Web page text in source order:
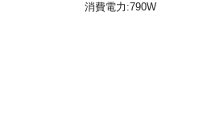
消費電力:790W